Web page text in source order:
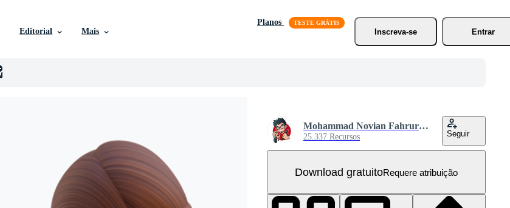
Editorial Mais
Planos
Inscreva-se
Entrar
Mohammad Novian Fahrurriza
25.337 Recursos Seguir
Download gratuitoRequere atribuição